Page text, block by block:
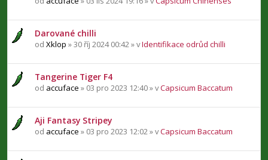
Darované chilli
od Xklop » 30 říj 2024 00:42 » vIdentifikace odrůd chilli
Tangerine Tiger F4
od accuface » 03 pro 2023 12:40 » vCapsicum Baccatum
Aji Fantasy Stripey
od accuface » 03 pro 2023 12:02 » vCapsicum Baccatum